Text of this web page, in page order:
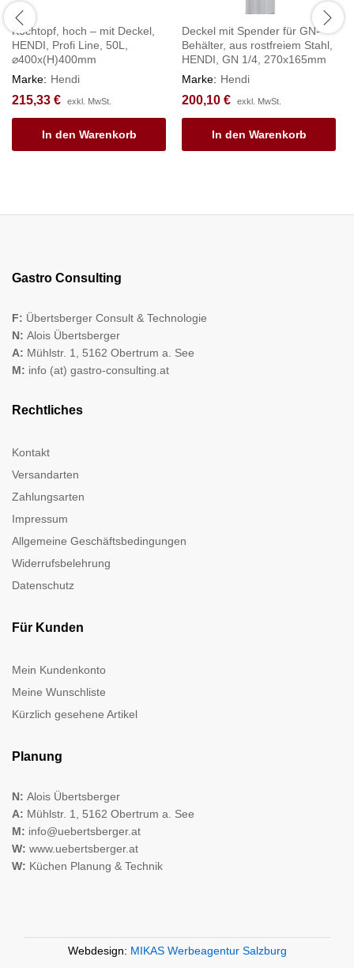
Kochtopf, hoch – mit Deckel,
HENDI, Profi Line, 50L,
⌀400x(H)400mm
Marke: Hendi
215,33 € exkl. MwSt.
In den Warenkorb
Deckel mit Spender für GN-
Behälter, aus rostfreiem Stahl,
HENDI, GN 1/4, 270x165mm
Marke: Hendi
200,10 € exkl. MwSt.
In den Warenkorb
Gastro Consulting
F: Übertsberger Consult & Technologie
N: Alois Übertsberger
A: Mühlstr. 1, 5162 Obertrum a. See
M: info (at) gastro-consulting.at
Rechtliches
Kontakt
Versandarten
Zahlungsarten
Impressum
Allgemeine Geschäftsbedingungen
Widerrufsbelehrung
Datenschutz
Für Kunden
Mein Kundenkonto
Meine Wunschliste
Kürzlich gesehene Artikel
Planung
N: Alois Übertsberger
A: Mühlstr. 1, 5162 Obertrum a. See
M: info@uebertsberger.at
W: www.uebertsberger.at
W: Küchen Planung & Technik
Webdesign: MIKAS Werbeagentur Salzburg